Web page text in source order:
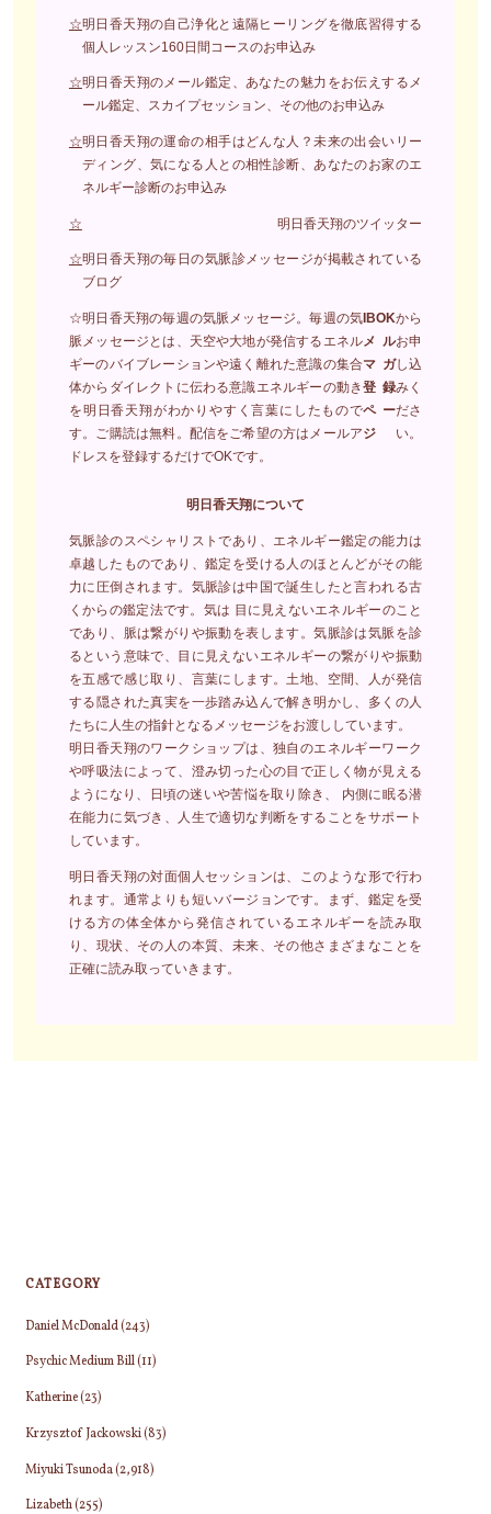
☆明日香天翔の自己浄化と遠隔ヒーリングを徹底習得する
個人レッスン160日間コースのお申込み
☆明日香天翔のメール鑑定、あなたの魅力をお伝えするメ
ール鑑定、スカイプセッション、その他のお申込み
☆明日香天翔の運命の相手はどんな人？未来の出会いリー
ディング、気になる人との相性診断、あなたのお家のエ
ネルギー診断のお申込み
☆ 明日香天翔のツイッター
☆明日香天翔の毎日の気脈診メッセージが掲載されている
ブログ
☆明日香天翔の毎週の気脈メッセージ。毎週の気
脈メッセージとは、天空や大地が発信するエネル
ギーのバイブレーションや遠く離れた意識の集合
体からダイレクトに伝わる意識エネルギーの動き
を明日香天翔がわかりやすく言葉にしたもので
す。ご購読は無料。配信をご希望の方はメールア
ドレスを登録するだけでOKです。
IBOK
メル
マガ
登録
ペー
ジ
から
お申
し込
みく
ださ
い。
明日香天翔について
気脈診のスペシャリストであり、エネルギー鑑定の能力は
卓越したものであり、鑑定を受ける人のほとんどがその能
力に圧倒されます。気脈診は中国で誕生したと言われる古
くからの鑑定法です。気は 目に見えないエネルギーのこと
であり、脈は繋がりや振動を表します。気脈診は気脈を診
るという意味で、目に見えないエネルギーの繋がりや振動
を五感で感じ取り、言葉にします。土地、空間、人が発信
する隠された真実を一歩踏み込んで解き明かし、多くの人
たちに人生の指針となるメッセージをお渡ししています。
明日香天翔のワークショップは、独自のエネルギーワーク
や呼吸法によって、澄み切った心の目で正しく物が見える
ようになり、日頃の迷いや苦悩を取り除き、 内側に眠る潜
在能力に気づき、人生で適切な判断をすることをサポート
しています。
明日香天翔の対面個人セッションは、このような形で行わ
れます。通常よりも短いバージョンです。まず、鑑定を受
ける方の体全体から発信されているエネルギーを読み取
り、現状、その人の本質、未来、その他さまざまなことを
正確に読み取っていきます。
CATEGORY
Daniel McDonald(243)
Psychic Medium Bill(11)
Katherine(23)
Krzysztof Jackowski(83)
Miyuki Tsunoda(2,918)
Lizabeth(255)